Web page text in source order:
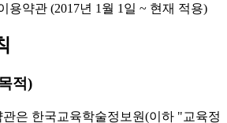
용약관 (2017년 1월 1일 ~ 현재 적용)
적)
관은 한국교육학술정보원(이하 "교육정